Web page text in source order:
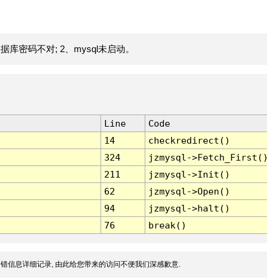
库密码不对; 2、mysql未启动。
Line
Code
14
checkredirect()
324
jzmysql-
211
jzmysql->Init()
62
jzmysql->Open()
94
jzmysql->halt()
76 break()
信息详细记录, 由此给您带来的访问不便我们深感歉意.